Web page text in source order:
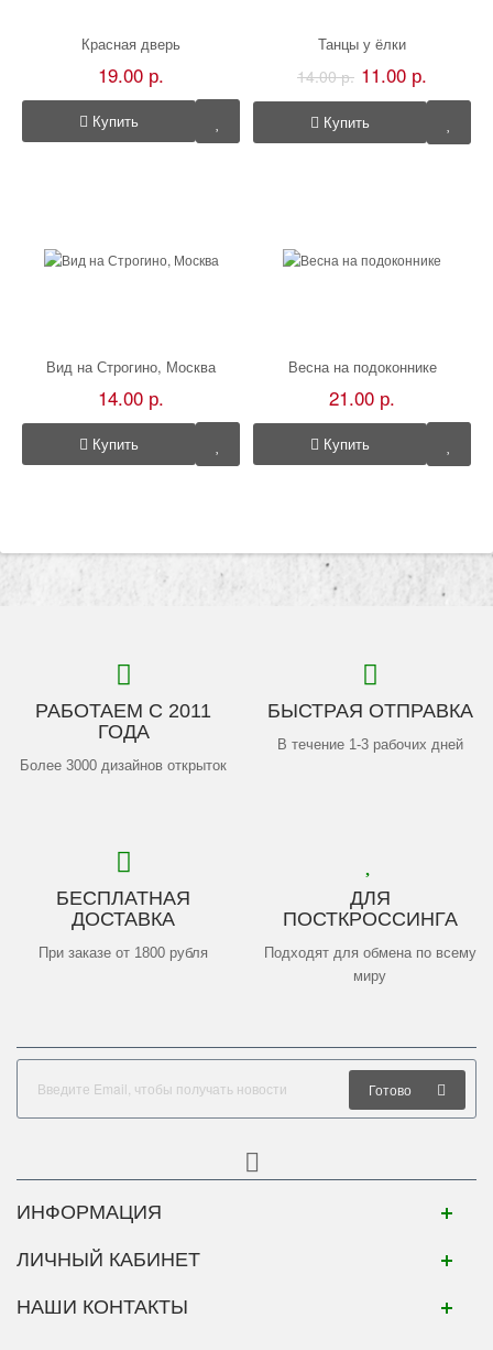
Красная дверь
19.00 р.
Купить
Танцы у ёлки
14.00 р. 11.00 р.
Купить
Вид на Строгино, Москва
14.00 р.
Купить
Весна на подоконнике
21.00 р.
Купить
РАБОТАЕМ С 2011
ГОДА
Более 3000 дизайнов открыток
БЫСТРАЯ ОТПРАВКА
В течение 1-3 рабочих дней
БЕСПЛАТНАЯ
ДОСТАВКА
При заказе от 1800 рубля
ДЛЯ
ПОСТКРОССИНГА
Подходят для обмена по всему
миру
Готово
ИНФОРМАЦИЯ
ЛИЧНЫЙ КАБИНЕТ
НАШИ КОНТАКТЫ